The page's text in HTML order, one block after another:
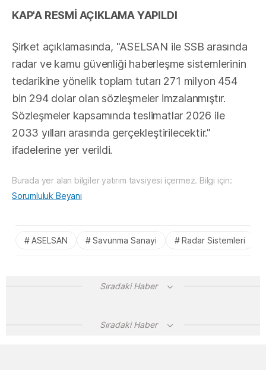
KAP'A RESMİ AÇIKLAMA YAPILDI
Şirket açıklamasında, "ASELSAN ile SSB arasında
radar ve kamu güvenliği haberleşme sistemlerinin
tedarikine yönelik toplam tutarı 271 milyon 454
bin 294 dolar olan sözleşmeler imzalanmıştır.
Sözleşmeler kapsamında teslimatlar 2026 ile
2033 yılları arasında gerçekleştirilecektir."
ifadelerine yer verildi.
Burada yer alan bilgiler yatırım tavsiyesi içermez. Bilgi için:
Sorumluluk Beyanı
ASELSAN Savunma Sanayi Radar Sistemleri
Sıradaki Haber
Sıradaki Haber